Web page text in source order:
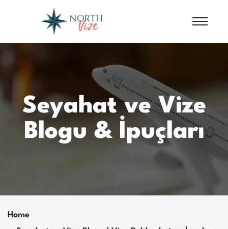
Seyahat ve Vize
Blogu & İpuçları
Home